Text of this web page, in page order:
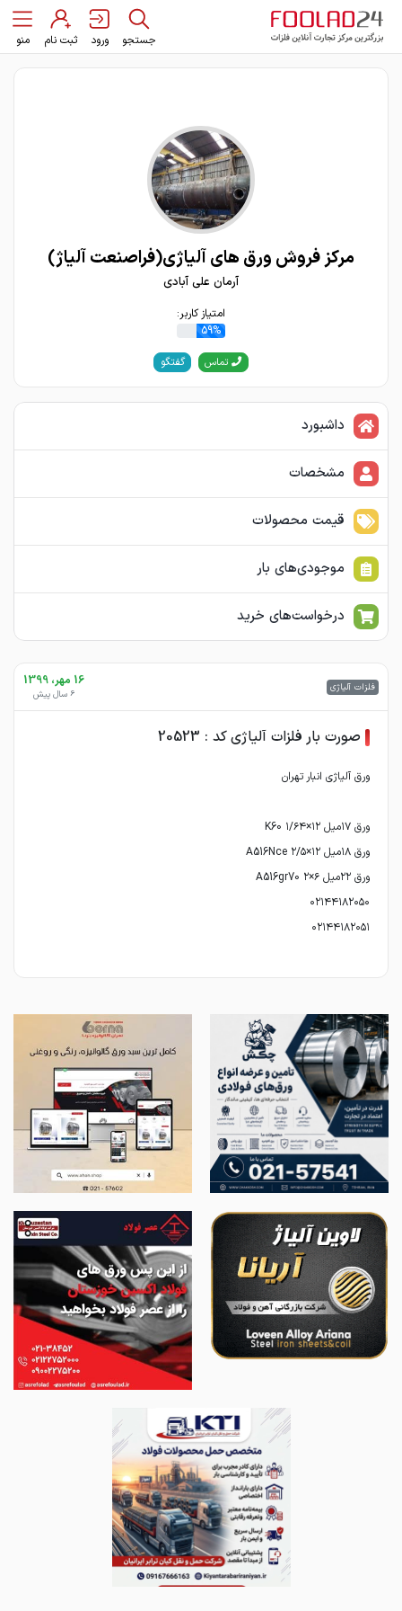
جستجو ورود ثبت نام منو
مرکز فروش ورق های آلیاژی(فراصنعت آلیاژ)
آرمان علی آبادی
امتیاز کاربر:
59%
تماس گفتگو
داشبورد
مشخصات
قیمت محصولات
موجودی‌های بار
درخواست‌های خرید
فلزات آلیاژی 16 مهر، 1399
6 سال پیش
صورت بار فلزات آلیاژی کد : 20523
۰۲۱۴۴۱۸۲۰۵۱